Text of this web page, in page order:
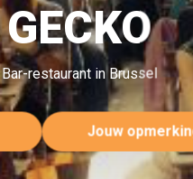
GECKO
Bar-restaurant in Brussel
Jouw